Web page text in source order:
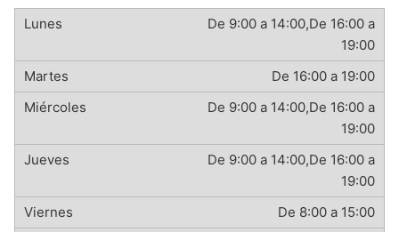
De 9:00 a 14:00,De 16:00 a
19:00
De 16:00 a 19:00
De 9:00 a 14:00,De 16:00 a
19:00
De 9:00 a 14:00,De 16:00 a
19:00
De 8:00 a 15:00